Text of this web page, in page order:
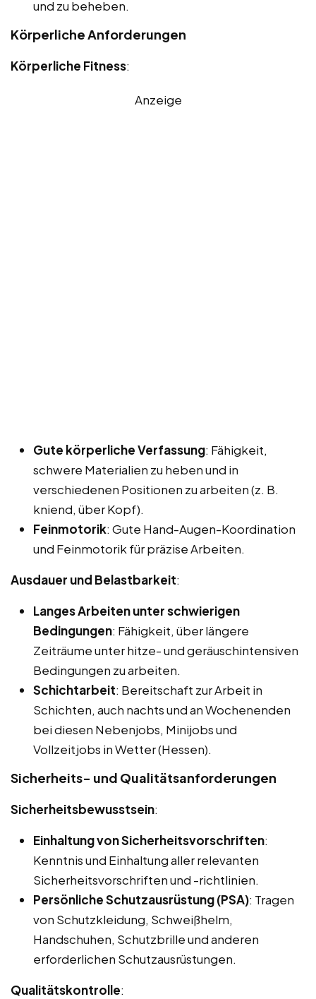
und zu beheben.
Körperliche Anforderungen
Körperliche Fitness:
Anzeige
Gute körperliche Verfassung: Fähigkeit,
schwere Materialien zu heben und in
verschiedenen Positionen zu arbeiten (z. B.
kniend, über Kopf).
Feinmotorik: Gute Hand-Augen-Koordination
und Feinmotorik für präzise Arbeiten.
Ausdauer und Belastbarkeit:
Langes Arbeiten unter schwierigen
Bedingungen: Fähigkeit, über längere
Zeiträume unter hitze- und geräuschintensiven
Bedingungen zu arbeiten.
Schichtarbeit: Bereitschaft zur Arbeit in
Schichten, auch nachts und an Wochenenden
bei diesen Nebenjobs, Minijobs und
Vollzeitjobs in Wetter (Hessen).
Sicherheits- und Qualitätsanforderungen
Sicherheitsbewusstsein:
Einhaltung von Sicherheitsvorschriften:
Kenntnis und Einhaltung aller relevanten
Sicherheitsvorschriften und -richtlinien.
Persönliche Schutzausrüstung (PSA): Tragen
von Schutzkleidung, Schweißhelm,
Handschuhen, Schutzbrille und anderen
erforderlichen Schutzausrüstungen.
Qualitätskontrolle: